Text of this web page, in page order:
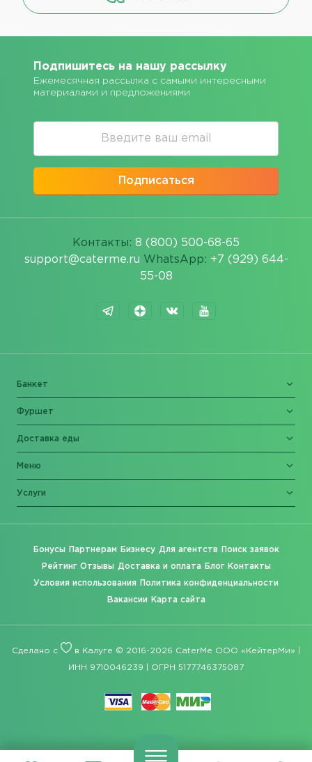
Подпишитесь на нашу рассылку
Ежемесячная рассылка с самыми интересными
материалами и предложениями
Подписаться
Контакты: 8 (800) 500-68-65
support@caterme.ru WhatsApp: +7 (929) 644-
55-08
Банкет
Фуршет
Доставка еды
Меню
Услуги
Бонусы Партнерам Бизнесу Для агентств Поиск заявок
Рейтинг Отзывы Доставка и оплата Блог Контакты
Условия использования Политика конфиденциальности
Вакансии Карта сайта
Сделано с в Калуге © 2016-2026 CaterMe ООО «КейтерМи» |
ИНН 9710046239 | ОГРН 5177746375087